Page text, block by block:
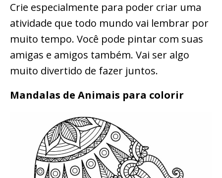
Crie especialmente para poder criar uma
atividade que todo mundo vai lembrar por
muito tempo. Você pode pintar com suas
amigas e amigos também. Vai ser algo
muito divertido de fazer juntos.
Mandalas de Animais para colorir